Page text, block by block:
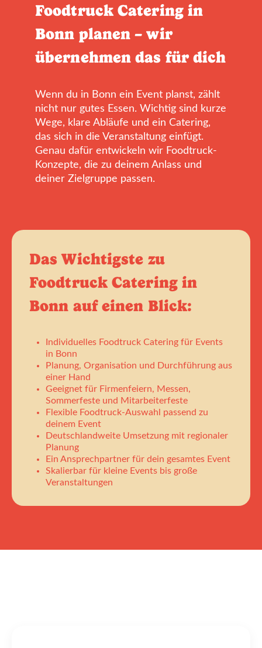
Foodtruck Catering in
Bonn planen – wir
übernehmen das für dich
Wenn du in Bonn ein Event planst, zählt
nicht nur gutes Essen. Wichtig sind kurze
Wege, klare Abläufe und ein Catering,
das sich in die Veranstaltung einfügt.
Genau dafür entwickeln wir Foodtruck-
Konzepte, die zu deinem Anlass und
deiner Zielgruppe passen.
Das Wichtigste zu
Foodtruck Catering in
Bonn auf einen Blick:
Individuelles Foodtruck Catering für Events
in Bonn
Planung, Organisation und Durchführung aus
einer Hand
Geeignet für Firmenfeiern, Messen,
Sommerfeste und Mitarbeiterfeste
Flexible Foodtruck-Auswahl passend zu
deinem Event
Deutschlandweite Umsetzung mit regionaler
Planung
Ein Ansprechpartner für dein gesamtes Event
Skalierbar für kleine Events bis große
Veranstaltungen